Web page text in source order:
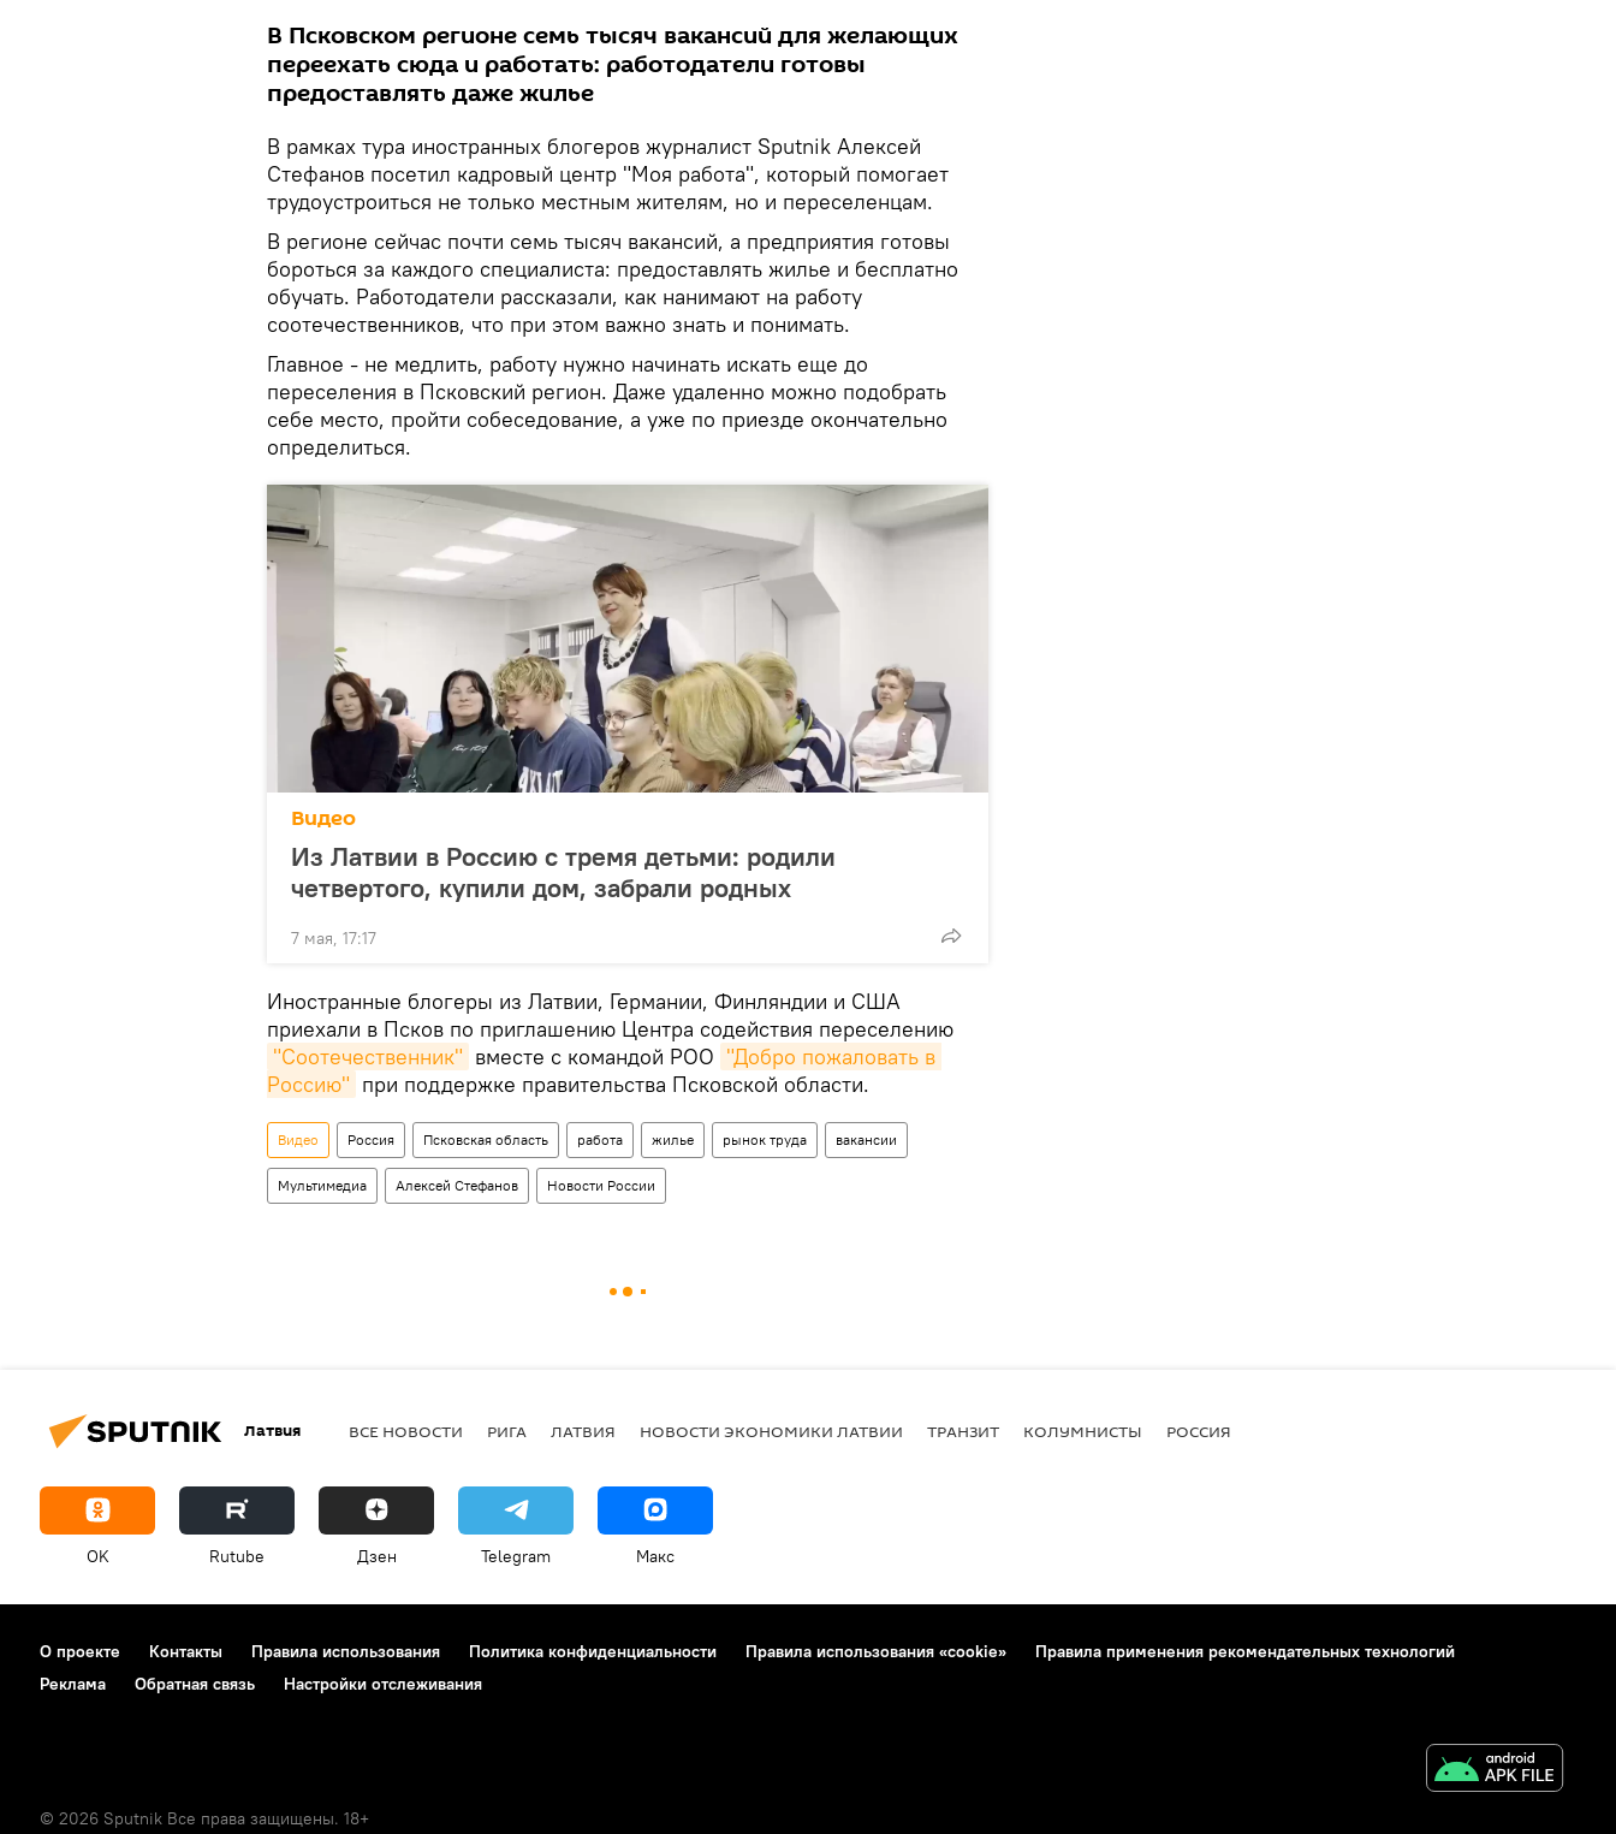
В Псковском регионе семь тысяч вакансий для желающих
переехать сюда и работать: работодатели готовы
предоставлять даже жилье
В рамках тура иностранных блогеров журналист Sputnik Алексей
Стефанов посетил кадровый центр "Моя работа", который помогает
трудоустроиться не только местным жителям, но и переселенцам.
В регионе сейчас почти семь тысяч вакансий, а предприятия готовы
бороться за каждого специалиста: предоставлять жилье и бесплатно
обучать. Работодатели рассказали, как нанимают на работу
соотечественников, что при этом важно знать и понимать.
Главное - не медлить, работу нужно начинать искать еще до
переселения в Псковский регион. Даже удаленно можно подобрать
себе место, пройти собеседование, а уже по приезде окончательно
определиться.
Видео
Из Латвии в Россию с тремя детьми: родили
четвертого, купили дом, забрали родных
7 мая, 17:17
Иностранные блогеры из Латвии, Германии, Финляндии и США
приехали в Псков по приглашению Центра содействия переселению
"Соотечественник" вместе с командой РОО "Добро пожаловать в
Россию" при поддержке правительства Псковской области.
Видео Россия Псковская область работа жилье рынок труда вакансии
Мультимедиа Алексей Стефанов Новости России
Латвия ВСЕ НОВОСТИ РИГА ЛАТВИЯ НОВОСТИ ЭКОНОМИКИ ЛАТВИИ ТРАНЗИТ КОЛУМНИСТЫ РОССИЯ
OK Rutube Дзен Telegram Макс
О проекте Контакты Правила использования Политика конфиденциальности Правила использования «cookie»
Правила применения рекомендательных технологий
Реклама
Обратная связь Настройки отслеживания
© 2026 Sputnik Все права защищены. 18+